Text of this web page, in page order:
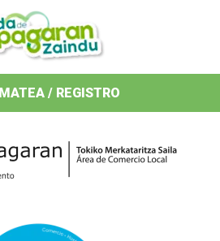
/ Organizan
/ REGISTRO